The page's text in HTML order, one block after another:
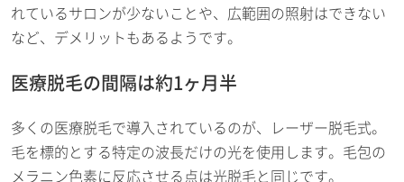
れているサロンが少ないことや、広範囲の照射はできない
など、デメリットもあるようです。
医療脱毛の間隔は約1ヶ月半
多くの医療脱毛で導入されているのが、レーザー脱毛式。
毛を標的とする特定の波長だけの光を使用します。毛包の
メラニン色素に反応させる点は光脱毛と同じです。